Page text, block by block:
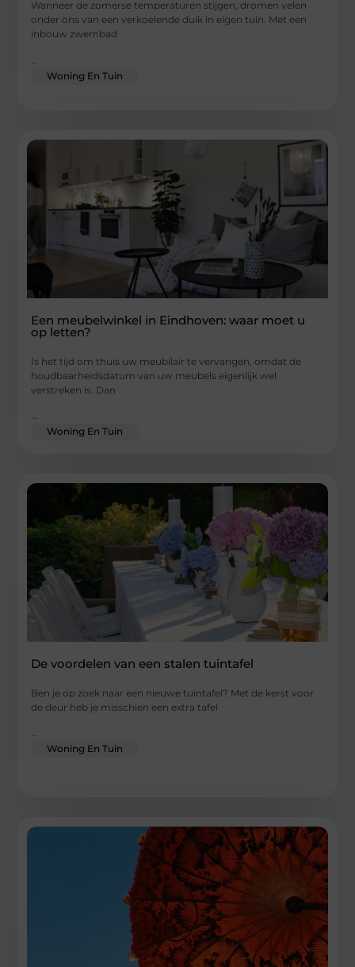
Wanneer de zomerse temperaturen stijgen, dromen velen
onder ons van een verkoelende duik in eigen tuin. Met een
inbouw zwembad
Woning En Tuin
Een meubelwinkel in Eindhoven: waar moet u
op letten?
Is het tijd om thuis uw meubilair te vervangen, omdat de
houdbaarheidsdatum van uw meubels eigenlijk wel
verstreken is. Dan
...
Woning En Tuin
De voordelen van een stalen tuintafel
Ben je op zoek naar een nieuwe tuintafel? Met de kerst voor
de deur heb je misschien een extra tafel
...
Woning En Tuin